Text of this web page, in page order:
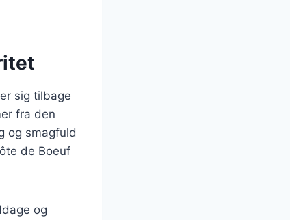
sig tilbage
fra den
og smagfuld
de Boeuf
og